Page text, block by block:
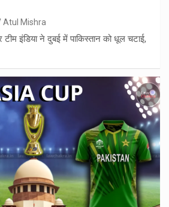
Atul Mishra
इंडिया ने दुबई में पाकिस्तान को धूल चटाई,